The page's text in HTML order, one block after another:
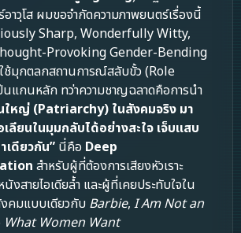
าวุโส ผมขอจำกัดความภาพยนตร์เรื่องนี้
Sharp, Wonderfully Witty,
Provoking Gender-Bending
ช้มุกตลกสถานการณ์สลับขั้ว (Role
นแกนหลัก ทว่าความชาญฉลาดคือการนำ
ใหญ่ (Patriarchy) ในสังคมจริง มา
ลียนในมุมกลับได้อย่างสะใจ เจ็บแสบ
เดียวกัน” นี่คือ Deep
สำหรับผู้ที่ต้องการเสียงหัวเราะ
งสายไอเดียล้ำ และผู้ที่เคยประทับใจใน
คมแบบเดียวกับ Barbie, I Am Not an
What Women Want